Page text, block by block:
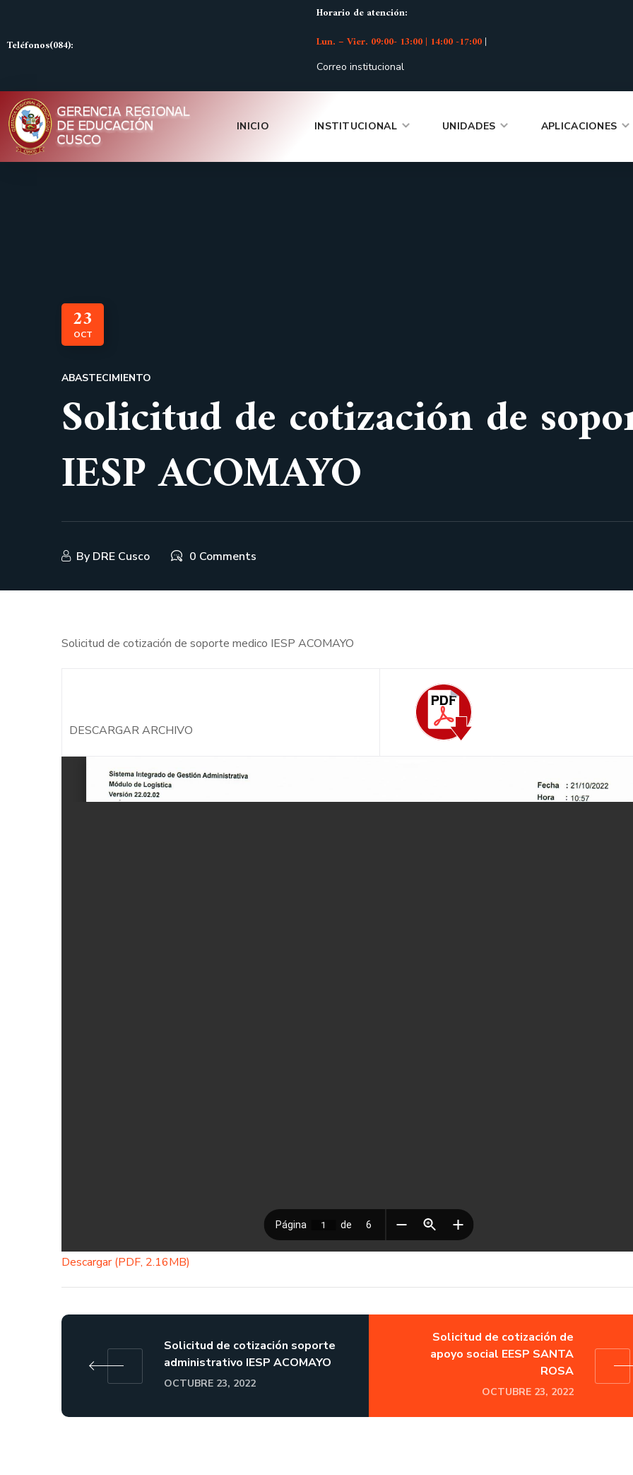
Teléfonos(084):
Horario de atención:
Lun. – Vier. 09:00- 13:00 | 14:00 -17:00|
Correo institucional
INICIO INSTITUCIONAL UNIDADES APLICACIONES
23
OCT
ABASTECIMIENTO
Solicitud de cotización de
IESP ACOMAYO
By DRE Cusco 0 Comments
Solicitud de cotización de soporte medico IESP ACOMAYO
DESCARGAR ARCHIVO
Descargar (PDF, 2.16MB)
Solicitud de cotización soporte
administrativo IESP ACOMAYO
OCTUBRE 23, 2022
Solicitud de cotización de
apoyo social EESP SANTA
ROSA
OCTUBRE 23, 2022